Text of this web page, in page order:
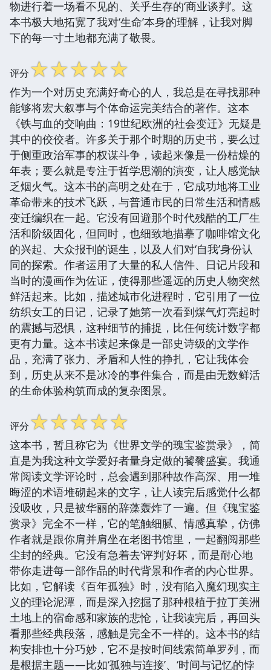
物进行着一场看不见的、关乎生存的‘商业谈判’。这
本书极大地拓宽了我对‘生命’本身的理解，让我对脚
下的每一寸土地都充满了敬畏。
评分☆☆☆☆☆
作为一个对历史充满好奇心的人，我总是在寻找那种
能够将宏大叙事与个体命运完美结合的著作。这本
《铁与血的交响曲：19世纪欧洲的社会变迁》无疑是
其中的佼佼者。许多关于那个时期的历史书，要么过
于侧重政治军事的权谋斗争，读起来像是一份枯燥的
年表；要么就是专注于哲学思潮的演变，让人感觉缺
乏烟火气。这本书的高明之处在于，它成功地将工业
革命带来的技术飞跃，与普通市民的日常生活和情感
变迁编织在一起。它没有回避那个时代残酷的工厂生
活和阶级固化，但同时，也细致地描摹了咖啡馆文化
的兴起、大众报刊的诞生，以及人们对‘自我’身份认
同的探索。作者运用了大量的私人信件、日记片段和
当时的漫画作为佐证，使得那些遥远的历史人物突然
鲜活起来。比如，描述城市化进程时，它引用了一位
纺织女工的日记，记录了她第一次看到煤气灯亮起时
的震撼与恐惧，这种细节的捕捉，比任何统计数字都
更有力量。这本书读起来像是一部史诗级的文学作
品，充满了张力、矛盾和人性的挣扎，它让我体会
到，历史从来不是冰冷的事件集合，而是由无数鲜活
的生命体验构筑而成的复杂图景。
评分☆☆☆☆☆
这本书，暂且称它为《世界文学的瑰宝鉴赏录》，简
直是为我这种文学爱好者量身定做的饕餮盛宴。我通
常阅读文学评论时，总会遇到那种故作高深、用一堆
晦涩的术语堆砌起来的文字，让人读完后感觉什么都
没吸收，只是被华丽的辞藻轰炸了一遍。但《瑰宝鉴
赏录》完全不一样，它的笔触细腻、情感真挚，仿佛
作者就是跟你肩并肩坐在老图书馆里，一起翻阅那些
尘封的经典。它没有急着去‘评判’好坏，而是耐心地
带你走进每一部作品的时代背景和作者的内心世界。
比如，它解读《百年孤独》时，没有陷入魔幻现实主
义的理论泥潭，而是深入挖掘了那种根植于拉丁美洲
土地上的宿命感和家族的悲怆，让我读完后，再回头
看那些经典段落，感触是完全不一样的。这本书的结
构安排也十分巧妙，它不是按时间线索简单罗列，而
是根据主题——比如‘孤独与连接’、‘时间与记忆的悖